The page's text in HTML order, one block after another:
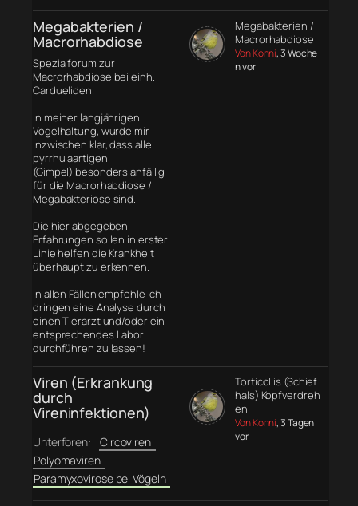
Megabakterien /
Macrorhabdiose
Spezialforum zur
Macrorhabdiose bei einh.
Cardueliden.
In meiner langjährigen
Vogelhaltung, wurde mir
inzwischen klar, dass alle
pyrrhulaartigen
(Gimpel) besonders anfällig
für die Macrorhabdiose /
Megabakteriose sind.
Die hier abgegeben
Erfahrungen sollen in erster
Linie helfen die Krankheit
überhaupt zu erkennen.
In allen Fällen empfehle ich
dringen eine Analyse durch
einen Tierarzt und/oder ein
entsprechendes Labor
durchführen zu lassen!
Megabakterien /
Macrorhabdiose
Von Konni, 3 Woche
n vor
Viren (Erkrankung
durch
Vireninfektionen)
Unterforen:
Circoviren
Polyomaviren
Paramyxovirose bei Vögeln
Torticollis (Schief
hals) Kopfverdreh
en
Von Konni, 3 Tagen
vor